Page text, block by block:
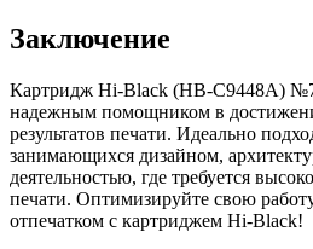
Заключение
Картридж Hi-Black (HB-C9448A)
надежным помощником в
результатов печати. Идеально
занимающихся дизайном,
деятельностью, где требуется
печати. Оптимизируйте свою
отпечатком с картриджем Hi-Black!